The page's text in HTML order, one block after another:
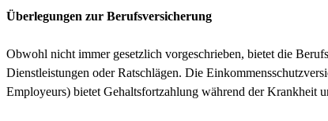
Überlegungen zur Berufsversicherung
Obwohl nicht immer gesetzlich vorgeschrieben, bietet die
Dienstleistungen oder Ratschlägen. Die
Employeurs) bietet Gehaltsfortzahlung während der Krankheit